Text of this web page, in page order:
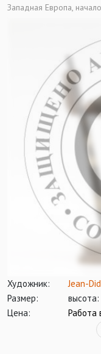
Западная Европа,
Художник:
Jean-
Размер:
Цена:
Работа